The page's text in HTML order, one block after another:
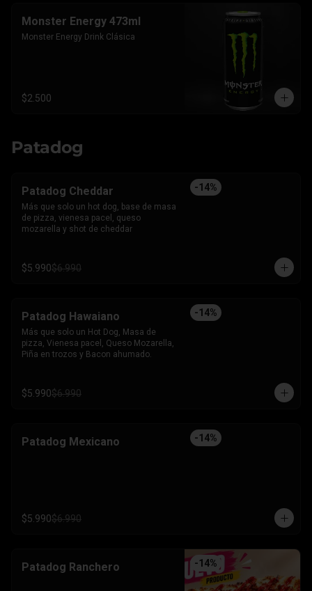
Monster Energy 473ml
Monster Energy Drink Clásica
$2.500
Patadog
-14%
Patadog Cheddar
Más que solo un hot dog, base de masa
de pizza, vienesa pacel, queso
mozarella y shot de cheddar
$5.990$6.990
-14%
Patadog Hawaiano
Más que solo un Hot Dog, Masa de
pizza, Vienesa pacel, Queso Mozarella,
Piña en trozos y Bacon ahumado.
$5.990$6.990
-14%
Patadog Mexicano
$5.990$6.990
-14%
Patadog Ranchero